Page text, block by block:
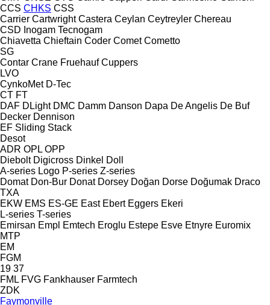
CCS CHKS CSS
Carrier Cartwright Castera Ceylan Ceytreyler Chereau
CSD Inogam Tecnogam
Chiavetta Chieftain Coder Comet Cometto
SG
Contar Crane Fruehauf Cuppers
LVO
CynkoMet D-Tec
CT FT
DAF DLight DMC Damm Danson Dapa De Angelis De Buf
Decker Dennison
EF Sliding Stack
Desot
ADR OPL OPP
Diebolt Digicross Dinkel Doll
A-series Logo P-series Z-series
Domat Don-Bur Donat Dorsey Doğan Dorse Doğumak Draco
TXA
EKW EMS ES-GE East Ebert Eggers Ekeri
L-series T-series
Emirsan Empl Emtech Eroglu Estepe Esve Etnyre Euromix
MTP
EM
FGM
19 37
FML FVG Fankhauser Farmtech
ZDK
Faymonville